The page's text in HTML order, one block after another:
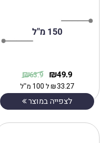
150 מ"ל
49.9
₪
63.9
₪
33.27
₪ל 100 מ''ל
לצפייה במוצר